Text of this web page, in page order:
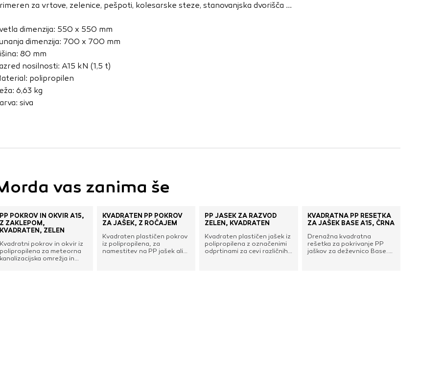
za vrtove, zelenice, pešpoti, kolesarske steze, stanovanjska dvorišča ...
dimenzija: 550 x 550 mm
dimenzija: 700 x 700 mm
80 mm
nosilnosti: A15 kN (1,5 t)
polipropilen
6,63 kg
siva
vas zanima še
PP POKROV IN OKVIR A15,
Z ZAKLEPOM,
KVADRATEN, ZELEN
Kvadratni pokrov in okvir iz
polipropilena za meteorna
kanalizacijska omrežja in
KVADRATEN PP POKROV
ZA JAŠEK, Z ROČAJEM
Kvadraten plastičen pokrov
iz polipropilena, za
namestitev na PP jašek ali
PP JAŠEK ZA RAZVOD
ZELEN, KVADRATEN
Kvadraten plastičen jašek iz
polipropilena z označenimi
odprtinami za cevi različnih
KVADRATNA PP REŠETKA
ZA JAŠEK BASE A15, ČRNA
Drenažna kvadratna
rešetka za pokrivanje PP
jaškov za deževnico Base.
mesto.
naši oglaševalski partnerji. Partnerska oglaševalska podjetja jih lahko
profila vaših interesov, ki ga nato uporabijo za prikazovanje ustreznih oglasov
Pri delu uporabljajo edinstveno prepoznavanje vašega brskalnika in
uporabo teh piškotkov, ne boste deležni našega ciljnega spletnega